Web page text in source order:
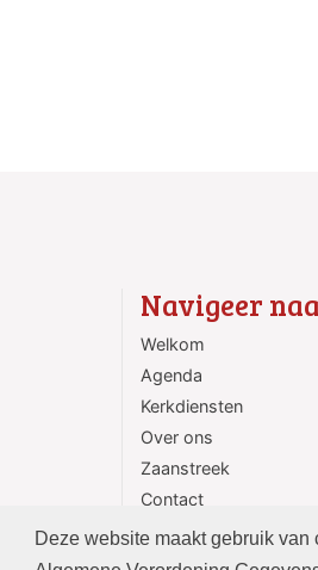
Deze website maakt gebruik
Navigeer
Welkom
Agenda
Kerkdiensten
Over ons
Zaanstreek
Contact
ANBI